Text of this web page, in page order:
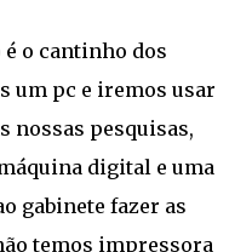
é o cantinho dos
um pc e iremos usar
nossas pesquisas,
digital e uma
gabinete fazer as
temos impressora